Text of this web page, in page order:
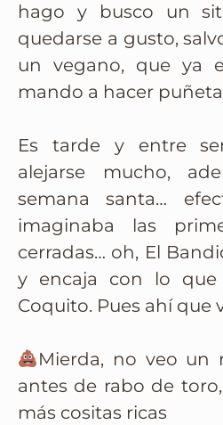
hago y busco un
quedarse a gusto,
un vegano, que ya
mando a hacer
Es tarde y entre
alejarse mucho,
semana santa…
imaginaba las
cerradas… oh, El
y encaja con lo
Coquito. Pues ahí que
Mierda, no veo un
antes de rabo de
más cositas ricas